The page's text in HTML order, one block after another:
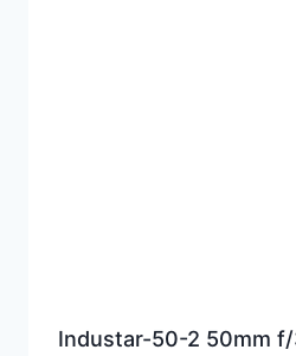
Industar-50-2 50mm